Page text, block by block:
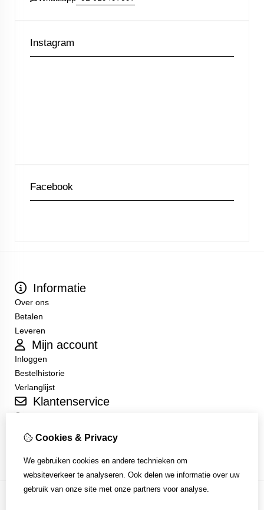
Instagram
Facebook
Informatie
Over ons
Betalen
Leveren
Mijn account
Inloggen
Bestelhistorie
Verlanglijst
Klantenservice
Contact
Algemene Voorwaarden
Cookies & Privacy
We gebruiken cookies en andere technieken om
websiteverkeer te analyseren. Ook delen we informatie over uw
gebruik van onze site met onze partners voor analyse.